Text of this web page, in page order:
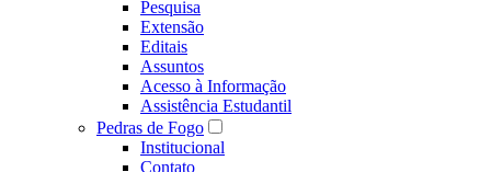
Pesquisa
Extensão
Editais
Assuntos
Acesso à Informação
Assistência Estudantil
Pedras de Fogo
Institucional
Contato